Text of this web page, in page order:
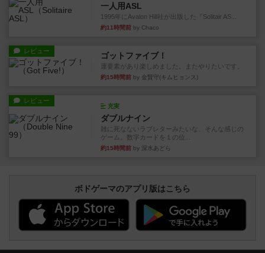
一人用ASL
1995年にAvalon Hill社が出版した『Solitair AS...
約11時間前 by Chaco
レビュー ゴットファイブ！
運要素があり楽しめました。またやりたいです。
約15時間前 by 金賢守(キムヒョンス)
レビュー
充実
ダブルナイン
雑に死なないラブレターみたいな、そんな感じの
ゲーム。数字カードを１の位...
約15時間前 by 深水あどら
ボドゲーマのアプリ版はこちら